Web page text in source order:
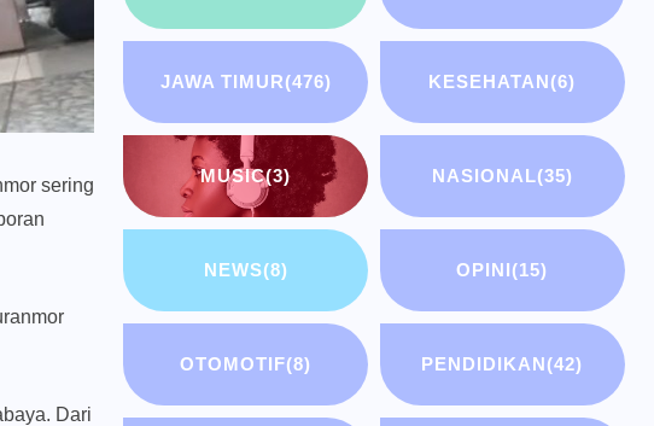
sering
Dari
JAWA TIMUR(476) KESEHATAN(6)
MUSIC(3) NASIONAL(35)
NEWS(8) OPINI(15)
OTOMOTIF(8) PENDIDIKAN(42)